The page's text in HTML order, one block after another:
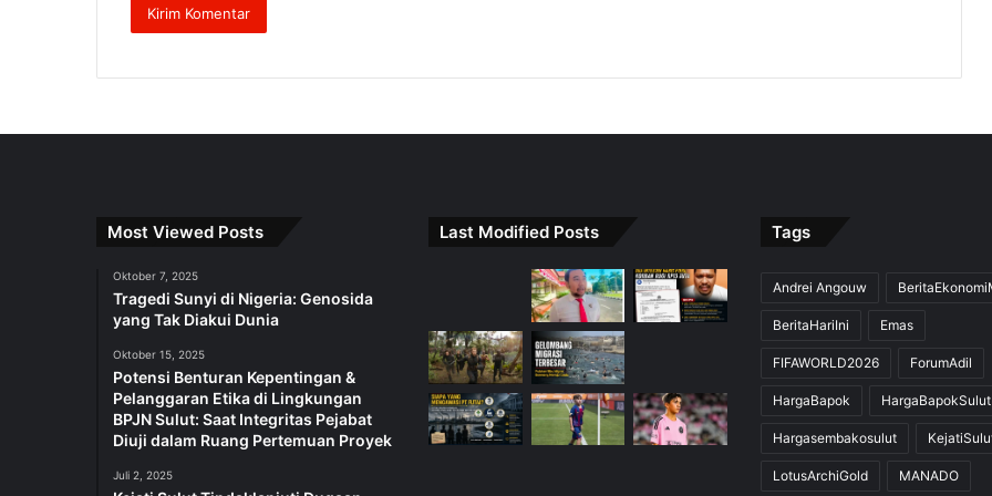
Most Viewed Posts
Oktober 7, 2025
Tragedi Sunyi di Nigeria: Genosida
yang Tak Diakui Dunia
Oktober 15, 2025
Potensi Benturan Kepentingan &
Pelanggaran Etika di Lingkungan
BPJN Sulut: Saat Integritas Pejabat
Diuji dalam Ruang Pertemuan Proyek
Juli 2, 2025
Last Modified Posts Tags
Andrei Angouw
BeritaHariIni Emas
FIFAWORLD2026 ForumAdil
HargaBapok HargaBapokSulut
Hargasembakosulut
LotusArchiGold MANADO